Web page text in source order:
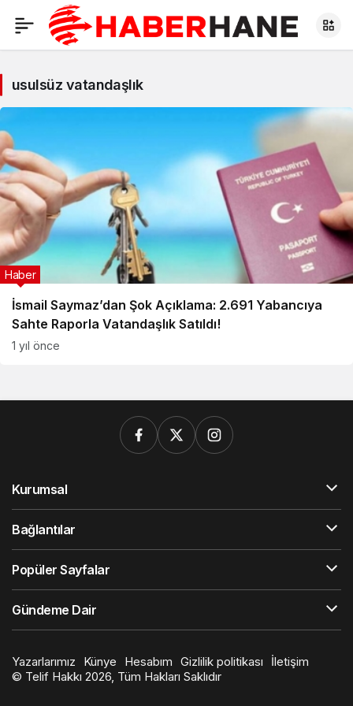
usulsüz vatandaşlık
İsmail Saymaz’dan Şok Açıklama: 2.691 Yabancıya
Sahte Raporla Vatandaşlık Satıldı!
Haber
1 yıl önce
Kurumsal
Bağlantılar
Popüler Sayfalar
Gündeme Dair
Yazarlarımız Künye Hesabım Gizlilik politikası
İletişim
© Telif Hakkı 2026, Tüm Hakları Saklıdır